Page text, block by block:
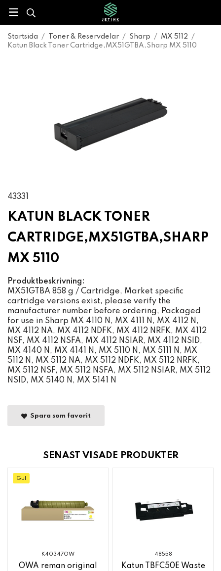
Startsida / Toner & Reservdelar / Sharp / MX 5112
/
Katun Black Toner Cartridge,MX51GTBA,Sharp MX 5110
43331
KATUN BLACK TONER
CARTRIDGE,MX51GTBA,SHARP
MX 5110
Produktbeskrivning:
MX51GTBA 858 g / Cartridge, Market specific
cartridge versions exist, please verify the
manufacturer number before ordering, Packaged
for use in Sharp MX 4110 N, MX 4111 N, MX 4112 N,
MX 4112 NA, MX 4112 NDFK, MX 4112 NRFK, MX 4112
NSF, MX 4112 NSFA, MX 4112 NSIAR, MX 4112 NSID,
MX 4140 N, MX 4141 N, MX 5110 N, MX 5111 N, MX
5112 N, MX 5112 NA, MX 5112 NDFK, MX 5112 NRFK,
MX 5112 NSF, MX 5112 NSFA, MX 5112 NSIAR, MX 5112
NSID, MX 5140 N, MX 5141 N
Spara som favorit
SENAST VISADE PRODUKTER
Gul
K40347OW
OWA reman original
48558
Katun TBFC50E Waste